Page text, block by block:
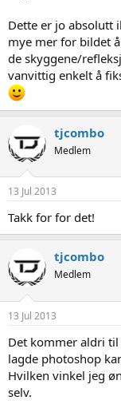
Dette er jo absolutt
mye mer for bildet
de skyggene/
vanvittig enkelt å
tjcombo
Medlem
13 Jul 2013
Takk for for det!
tjcombo
Medlem
13 Jul 2013
Det kommer aldri
lagde photoshop
Hvilken vinkel jeg
selv.